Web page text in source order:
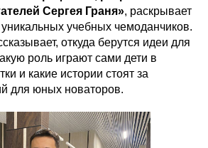
Сергея Граня», раскрывает
учебных чемоданчиков.
откуда берутся идеи для
роль играют сами дети в
и какие истории стоят за
для юных новаторов.